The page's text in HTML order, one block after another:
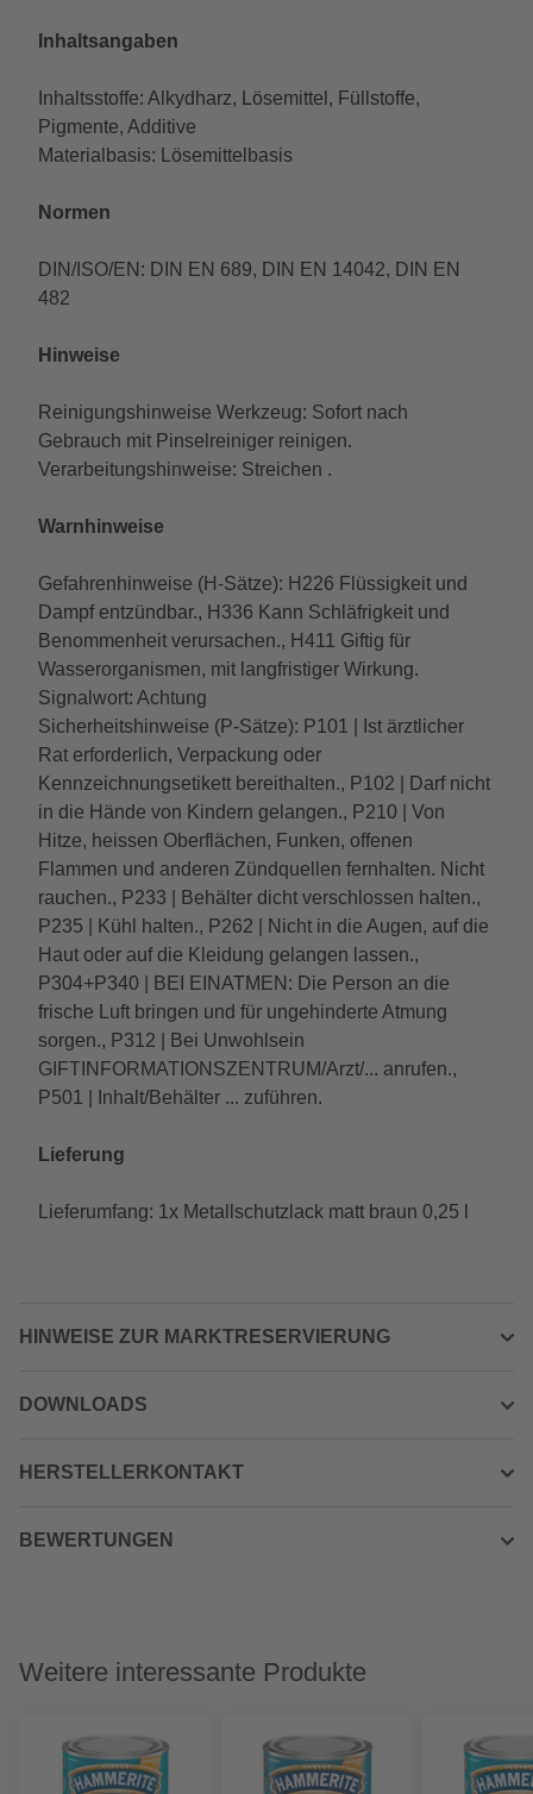
Inhaltsangaben
Inhaltsstoffe: Alkydharz, Lösemittel, Füllstoffe,
Pigmente, Additive
Materialbasis: Lösemittelbasis
Normen
DIN/ISO/EN: DIN EN 689, DIN EN 14042, DIN EN
482
Hinweise
Reinigungshinweise Werkzeug: Sofort nach
Gebrauch mit Pinselreiniger reinigen.
Verarbeitungshinweise: Streichen .
Warnhinweise
Gefahrenhinweise (H-Sätze): H226 Flüssigkeit und
Dampf entzündbar., H336 Kann Schläfrigkeit und
Benommenheit verursachen., H411 Giftig für
Wasserorganismen, mit langfristiger Wirkung.
Signalwort: Achtung
Sicherheitshinweise (P-Sätze): P101 | Ist ärztlicher
Rat erforderlich, Verpackung oder
Kennzeichnungsetikett bereithalten., P102 | Darf nicht
in die Hände von Kindern gelangen., P210 | Von
Hitze, heissen Oberflächen, Funken, offenen
Flammen und anderen Zündquellen fernhalten. Nicht
rauchen., P233 | Behälter dicht verschlossen halten.,
P235 | Kühl halten., P262 | Nicht in die Augen, auf die
Haut oder auf die Kleidung gelangen lassen.,
P304+P340 | BEI EINATMEN: Die Person an die
frische Luft bringen und für ungehinderte Atmung
sorgen., P312 | Bei Unwohlsein
GIFTINFORMATIONSZENTRUM/Arzt/... anrufen.,
P501 | Inhalt/Behälter ... zuführen.
Lieferung
Lieferumfang: 1x Metallschutzlack matt braun 0,25 l
HINWEISE ZUR MARKTRESERVIERUNG
DOWNLOADS
HERSTELLERKONTAKT
BEWERTUNGEN
Weitere interessante Produkte